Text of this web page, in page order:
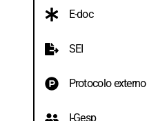
E-doc
SEI
Protocolo externo
I-Gesp